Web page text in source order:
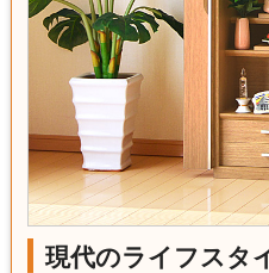
現代のライフスタ